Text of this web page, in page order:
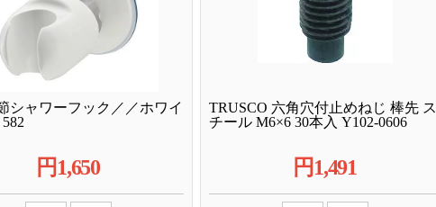
シャワーフック／／ホワイ
582
円1,650
TRUSCO 六角穴付止めねじ 棒先 ス
チール M6×6 30本入 Y102-0606
円1,491